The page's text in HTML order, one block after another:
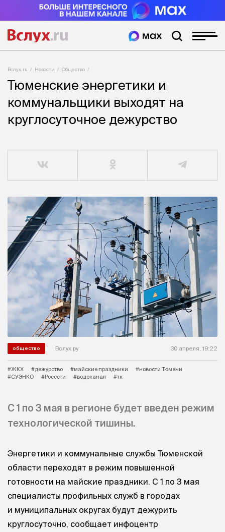
Вслух.ru Новости Общество
Тюменские энергетики и
коммунальщики выходят на
круглосуточное дежурство
общество Вслух.ру 30 апреля, 19:22
#ЖКХ #дежурство #майские праздники
#новости Тюмени
#СУЭНКО
#Россети #водоканал #тк
С 1 по 3 мая в регионе будет введен режим
технологической тишины.
Энергетики и коммунальные службы Тюменской
области переходят в режим повышенной
готовности на майские праздники. С 1 по 3 мая
специалисты профильных служб в городах
и муниципальных округах будут дежурить
круглосуточно, сообщает инфоцентр